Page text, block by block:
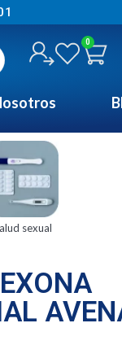
0
sexual